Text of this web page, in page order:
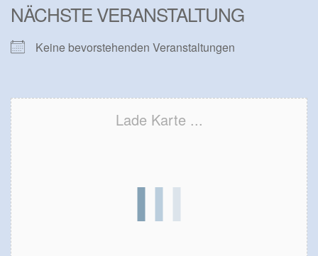
NÄCHSTE VERANSTALTUNG
Keine bevorstehenden Veranstaltungen
Lade Karte ...